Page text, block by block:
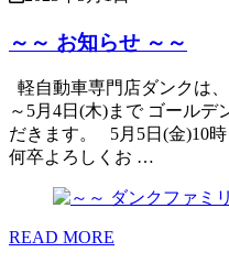
～～ お知らせ ～～
軽自動車専門店ダンクは
～5月4日(木)まで ゴールデ
だきます。 5月5日(金)10
何卒よろしくお …
READ MORE